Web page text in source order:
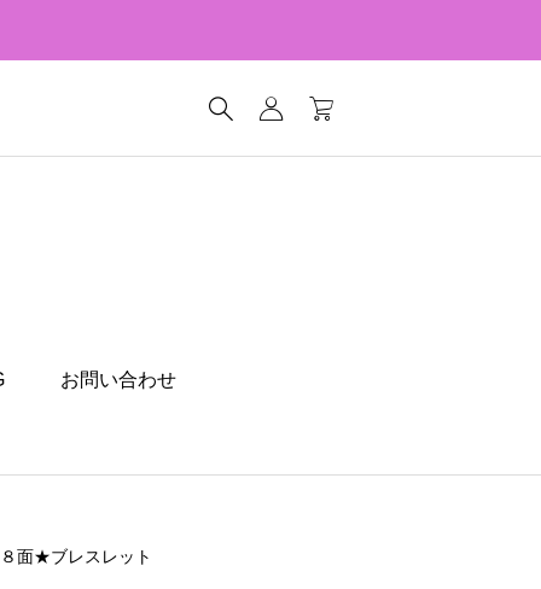
お問い合わせ
面★ブレスレット